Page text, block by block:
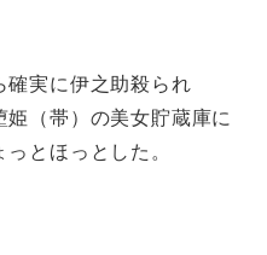
確実に伊之助殺られ
（帯）の美女貯蔵庫に
とほっとした。